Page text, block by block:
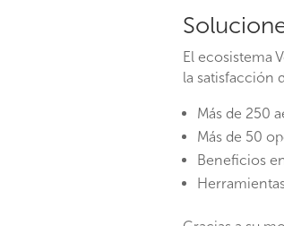
El ecosistema
la satisfacción
Más de 250
Más de 50
Beneficios